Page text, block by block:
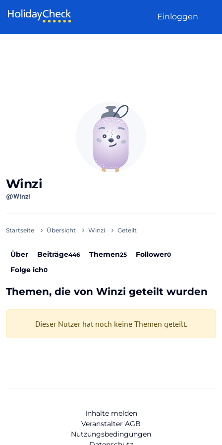
Einloggen
Winzi
@Winzi
Startseite Übersicht Winzi Geteilt
Über Beiträge446 Themen25 Follower0
Folge ich0
Themen, die von Winzi geteilt wurden
Dieser Nutzer hat noch keine Themen geteilt.
Inhalte melden
Veranstalter AGB
Nutzungsbedingungen